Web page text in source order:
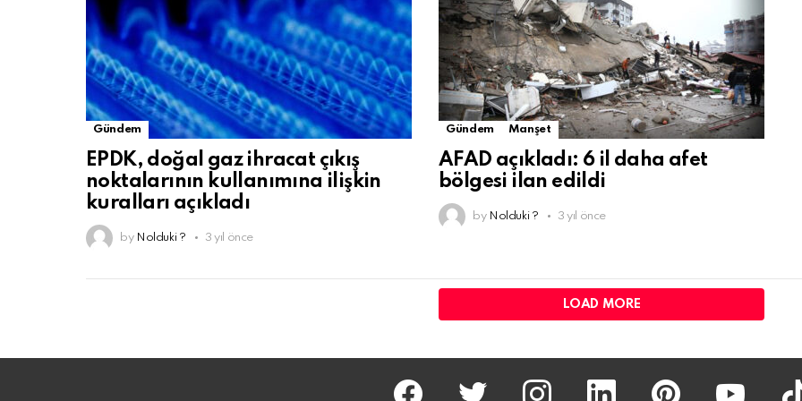
Gündem
EPDK, doğal gaz ihracat çıkış
noktalarının kullanımına ilişkin
kuralları açıkladı
by Nolduki ? 3 yıl önce
Gündem Manşet
AFAD açıkladı: 6 il daha afet
bölgesi ilan edildi
by Nolduki ? 3 yıl önce
LOAD MORE
facebook twitter İnstagram linkedin pinterest youtube